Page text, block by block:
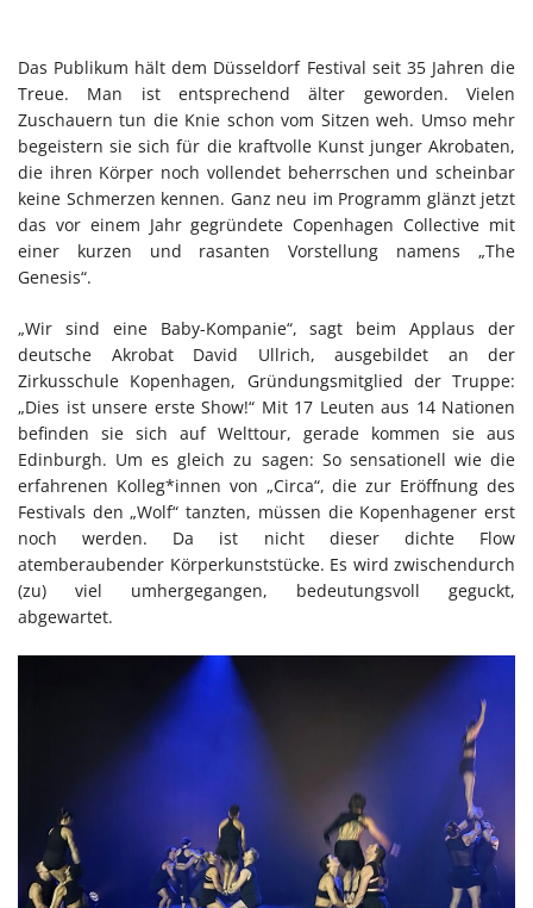
Das Publikum hält dem Düsseldorf Festival seit 35 Jahren die
Treue. Man ist entsprechend älter geworden. Vielen
Zuschauern tun die Knie schon vom Sitzen weh. Umso mehr
begeistern sie sich für die kraftvolle Kunst junger Akrobaten,
die ihren Körper noch vollendet beherrschen und scheinbar
keine Schmerzen kennen. Ganz neu im Programm glänzt jetzt
das vor einem Jahr gegründete Copenhagen Collective mit
einer kurzen und rasanten Vorstellung namens „The
Genesis“.
„Wir sind eine Baby-Kompanie“, sagt beim Applaus der
deutsche Akrobat David Ullrich, ausgebildet an der
Zirkusschule Kopenhagen, Gründungsmitglied der Truppe:
„Dies ist unsere erste Show!“ Mit 17 Leuten aus 14 Nationen
befinden sie sich auf Welttour, gerade kommen sie aus
Edinburgh. Um es gleich zu sagen: So sensationell wie die
erfahrenen Kolleg*innen von „Circa“, die zur Eröffnung des
Festivals den „Wolf“ tanzten, müssen die Kopenhagener erst
noch werden. Da ist nicht dieser dichte Flow
atemberaubender Körperkunststücke. Es wird zwischendurch
(zu) viel umhergegangen, bedeutungsvoll geguckt,
abgewartet.